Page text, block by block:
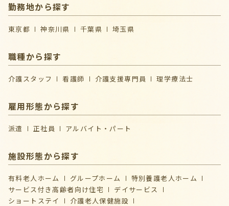
勤務地から探す
東京都 神奈川県 千葉県 埼玉県
職種から探す
介護スタッフ 看護師 介護支援専門員 理学療法士
雇用形態から探す
派遣 正社員 アルバイト・パート
施設形態から探す
有料老人ホーム グループホーム
特別養護老人ホーム
サービス付き高齢者向け住宅
デイサービス
ショートステイ
介護⽼⼈保健施設